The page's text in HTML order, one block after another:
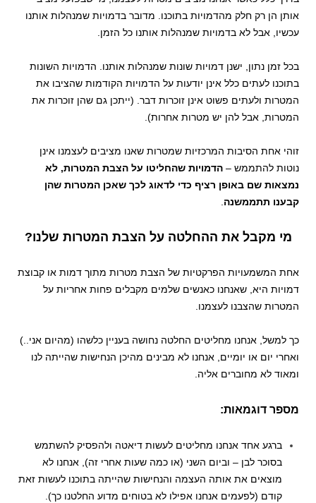
אותן הן רק חלק מהדמויות בתוכנו. מדובר בדמויות שמנהלות אותנו
עכשיו, אבל לא בדמויות שמנהלות אותנו כל הזמן.
בכל זמן נתון, ישנן דמויות שונות שמנהלות אותנו. הדמויות השונות
בתוכנו לעתים כלל אינן יודעות על הדמויות הקודמות שהציבו את
המטרות ולעתים פשוט אינן זוכרות דבר. (ייתכן גם שהן זוכרות את
המטרות, אבל להן יש מטרות אחרות).
זוהי אחת הסיבות המרכזיות שמטרות שאנו מציבים לעצמנו אינן
נוטות להתממש – הדמויות שהחליטו על הצבת המטרות, לא
נמצאות שם באופן רציף כדי לדאוג לכך שאכן המטרות שהן
קבענו תתממשנה
מי מקבל את ההחלטה על הצבת המטרות שלנו?
אחת המשמעויות הפרקטיות של הצבת מטרות מתוך דמות או קבוצת
דמויות היא, שאנחנו כאנשים שלמים מקבלים פחות אחריות על
המטרות שהצבנו לעצמנו.
כך למשל, אנחנו מחליטים החלטה נחושה בעניין כלשהו (מהיום אני..)
ואחרי יום או יומיים, אנחנו לא מבינים מהיכן הנחישות שהייתה לנו
ומאוד לא מחוברים אליה.
מספר דוגמאות:
ברגע אחד אנחנו מחליטים לעשות דיאטה ולהפסיק להשתמש
בסוכר לבן – וביום השני (או כמה שעות אחרי זה), אנחנו לא
מוצאים את אותה העצמה והנחישות שהייתה בתוכנו לעשות זאת
קודם (לפעמים אנחנו אפילו לא בטוחים מדוע החלטנו כך).